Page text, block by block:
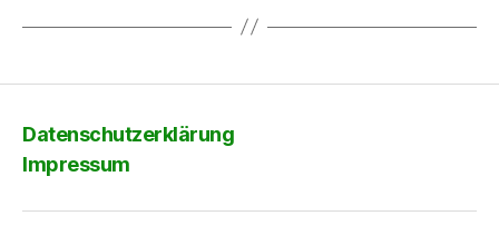
Datenschutzerklärung
Impressum